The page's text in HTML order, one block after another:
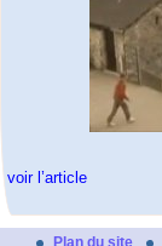
voir l’article